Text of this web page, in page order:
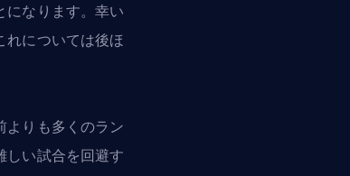
になります。幸い
れについては後ほ
よりも多くのラン
しい試合を回避す